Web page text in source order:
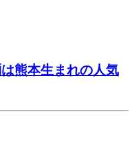
熊本生まれの人気